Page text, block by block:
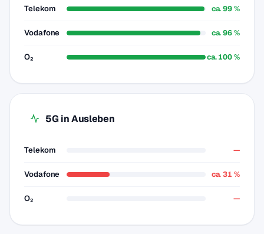
Telekom ca. 99 %
Vodafone ca. 96 %
O₂ ca. 100 %
5G in Ausleben
Telekom —
Vodafone ca. 31 %
O₂ —